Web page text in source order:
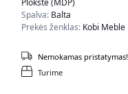
Spalva: Balta
Prekės ženklas: Kobi Meble
Turime
Nemokamas pristatymas!